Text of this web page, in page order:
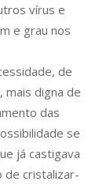
vírus e
e grau nos
de
mais digna de
das
se
já castigava
de cristalizar-